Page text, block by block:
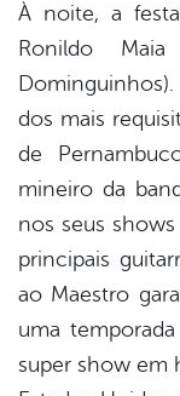
À noite, a
Ronildo
dos mais
de
mineiro da
nos seus shows
principais
ao Maestro
uma
super show em